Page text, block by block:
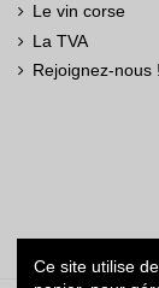
Le vin corse
La TVA
Rejoignez-nous !
Ce site utilise